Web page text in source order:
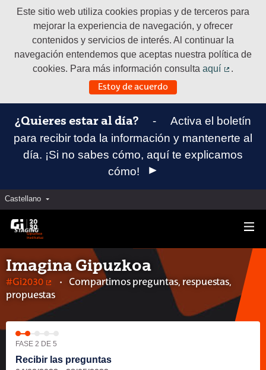
Este sitio web utiliza cookies propias y de terceros para
mejorar la experiencia de navegación, y ofrecer
contenidos y servicios de interés. Al continuar la
navegación entendemos que aceptas nuestra política de
cookies. Para más información consultaaquí
.
Estoy de acuerdo
¿Quieres estar al día? -
Activa el boletín
para recibir toda la información y mantenerte al
día. ¡Si no sabes cómo, aquí te explicamos
cómo!
Castellano Elegir el idioma
Imagina Gipuzkoa
#Gi2030
(Enlace externo)
Compartimos preguntas, respuestas,
propuestas
FASE 2 DE 5
Recibir las preguntas